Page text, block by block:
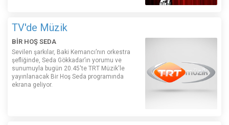
TV'de Müzik
BİR HOŞ SEDA
Sevilen şarkılar, Baki Kemancı’nın orkestra
şefliğinde, Seda Gökkadar’ın yorumu ve
sunumuyla bugün 20.45'te TRT Müzik'le
yayınlanacak Bir Hoş Seda programında
ekrana geliyor.